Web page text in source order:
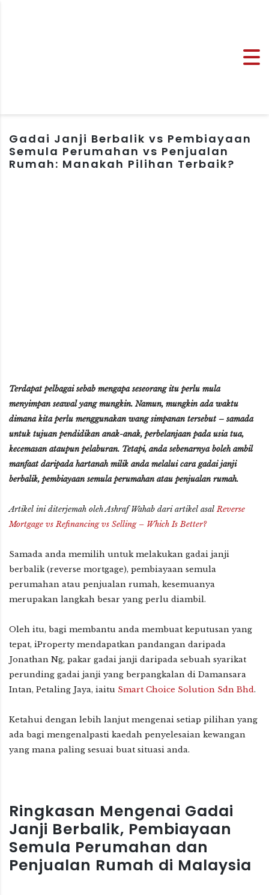
Gadai Janji Berbalik vs Pembiayaan
Semula Perumahan vs Penjualan
Rumah: Manakah Pilihan Terbaik?
Terdapat pelbagai sebab mengapa seseorang itu perlu mula
menyimpan seawal yang mungkin. Namun, mungkin ada waktu
dimana kita perlu menggunakan wang simpanan tersebut – samada
untuk tujuan pendidikan anak-anak, perbelanjaan pada usia tua,
kecemasan ataupun pelaburan. Tetapi, anda sebenarnya boleh ambil
manfaat daripada hartanah milik anda melalui cara gadai janji
berbalik, pembiayaan semula perumahan atau penjualan rumah.
Artikel ini diterjemah oleh Ashraf Wahab dari artikel asalReverse
Mortgage vs Refinancing vs Selling – Which Is Better?
Samada anda memilih untuk melakukan gadai janji
berbalik (reverse mortgage), pembiayaan semula
perumahan atau penjualan rumah, kesemuanya
merupakan langkah besar yang perlu diambil.
Oleh itu, bagi membantu anda membuat keputusan yang
tepat, iProperty mendapatkan pandangan daripada
Jonathan Ng, pakar gadai janji daripada sebuah syarikat
perunding gadai janji yang berpangkalan di Damansara
Intan, Petaling Jaya, iaitu Smart Choice Solution Sdn Bhd.
Ketahui dengan lebih lanjut mengenai setiap pilihan yang
ada bagi mengenalpasti kaedah penyelesaian kewangan
yang mana paling sesuai buat situasi anda.
Ringkasan Mengenai Gadai
Janji Berbalik, Pembiayaan
Semula Perumahan dan
Penjualan Rumah di Malaysia